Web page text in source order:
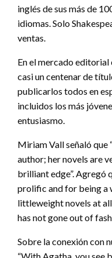
inglés de sus más de
idiomas. Solo
ventas.
En el mercado editorial
casi un centenar de
publicarlos todos en
incluidos los más
entusiasmo.
Miriam Vall señaló que
author; her novels are
brilliant edge”. Agregó
prolific and for being a
littleweight novels at
has not gone out of
Sobre la conexión con
“With Agatha, you see